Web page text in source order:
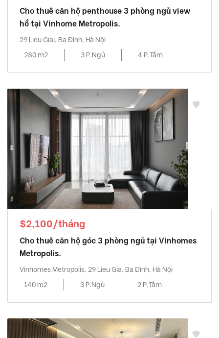
Cho thuê căn hộ penthouse 3 phòng ngủ view
hồ tại Vinhome Metropolis.
29 Lieu Giai, Ba Đình, Hà Nội
280 m2
3 P.Ngủ 4 P.Tắm
$2,100/tháng
Cho thuê căn hộ góc 3 phòng ngủ tại Vinhomes
Metropolis.
Vinhomes Metropolis, 29 Lieu Gia, Ba Đình, Hà Nội
140 m2
3 P.Ngủ 2 P.Tắm